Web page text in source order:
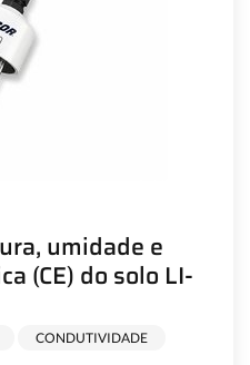
umidade e
(CE) do solo LI-
CONDUTIVIDADE